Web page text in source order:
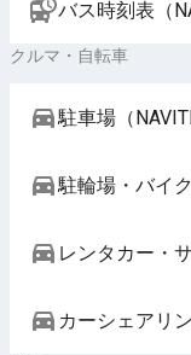
バス時刻表（
クルマ・自転車
駐車場（
駐輪場・バイ
レンタカー・
カーシェアリ